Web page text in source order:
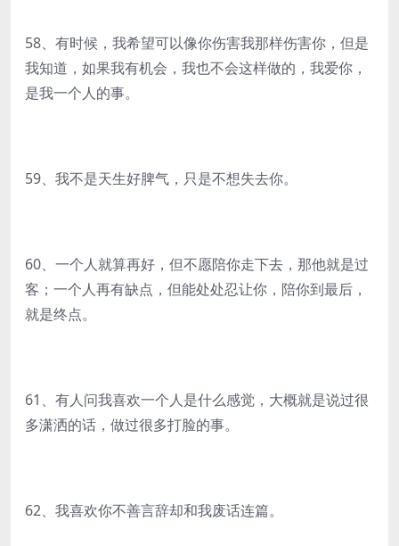
58、有时候，我希望可以像你伤害我那样伤害你，但是
我知道，如果我有机会，我也不会这样做的，我爱你，
是我一个人的事。
59、我不是天生好脾气，只是不想失去你。
60、一个人就算再好，但不愿陪你走下去，那他就是过
客；一个人再有缺点，但能处处忍让你，陪你到最后，
就是终点。
61、有人问我喜欢一个人是什么感觉，大概就是说过很
多潇洒的话，做过很多打脸的事。
62、我喜欢你不善言辞却和我废话连篇。